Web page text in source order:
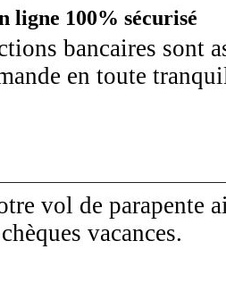
ligne 100% sécurisé
bancaires sont
en toute
vol de parapente
vacances.